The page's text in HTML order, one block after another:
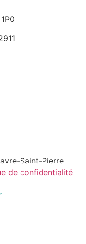
Saint-Pierre
de confidentialité